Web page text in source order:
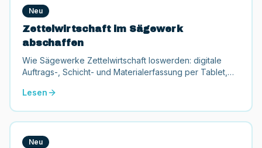
Neu
Zettelwirtschaft im Sägewerk
abschaffen
Wie Sägewerke Zettelwirtschaft loswerden: digitale
Auftrags-, Schicht- und Materialerfassung per Tablet,
Förderungen bis 50.000 €.
Lesen
Neu